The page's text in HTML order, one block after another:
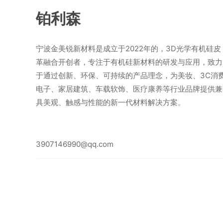
铂利森
宁波金美锐新材料是成立于2022年的，3D光学有机硅皮
革融合开创者，专注于有机硅新材料的研发与应用，致力
于通过创新、环保、可持续的产品理念，为美妆、3C消
电子、家居建筑、车载软饰、医疗康养等行业品牌提供兼
具美观、触感与性能的新一代材料解决方案。
3907146990@qq.com